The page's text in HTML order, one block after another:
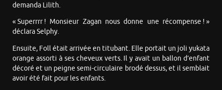
demanda Lilith.
« Superrrr ! Monsieur Zagan nous donne une récompense ! »
déclara Selphy.
Ensuite, Foll était arrivée en titubant. Elle portait un joli yukata
orange assorti à ses cheveux verts. Il y avait un ballon d’enfant
décoré et un peigne semi-circulaire brodé dessus, et il semblait
avoir été fait pour les enfants.